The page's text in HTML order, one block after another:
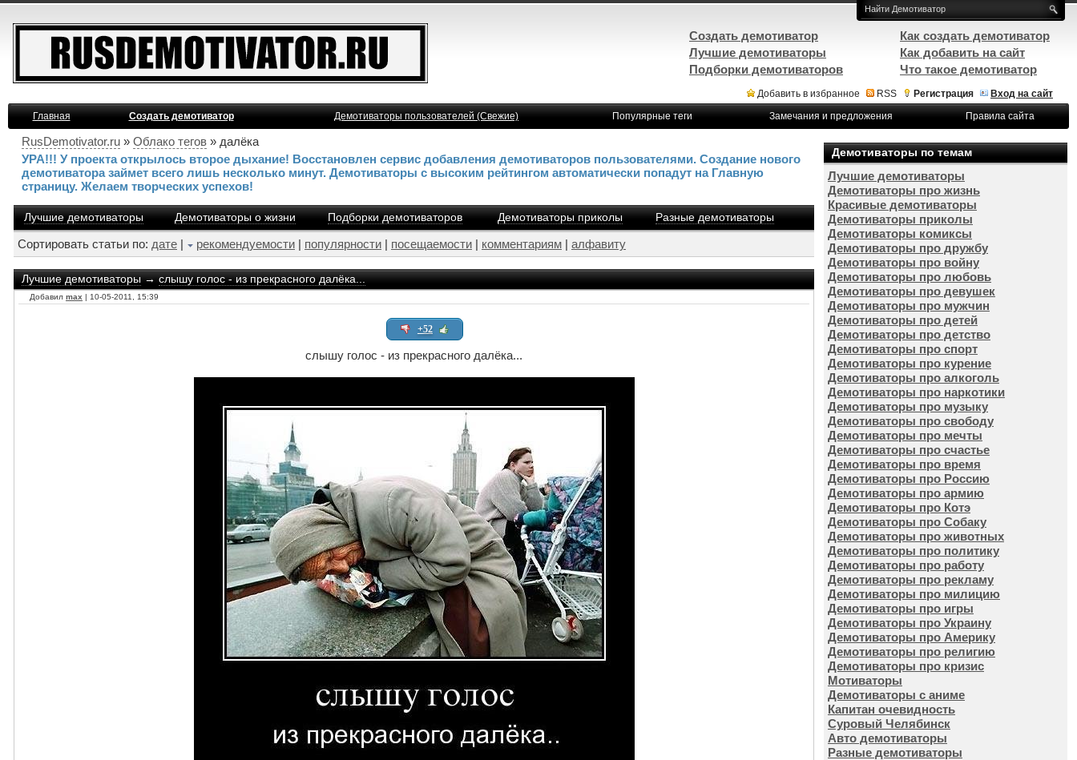
Добавить в избранное RSS Регистрация
Вход на сайт
Главная
Создать демотиватор Демотиваторы пользователей (Свежие) Популярные теги Замечания и предложения Правила сайта
RusDemotivator.ru » Облако тегов » далёка
УРА!!! У проекта открылось второе дыхание! Восстановлен сервис добавления демотиваторов пользователями. Создание нового
демотиватора займет всего лишь несколько минут. Демотиваторы с высоким рейтингом автоматически попадут на Главную
страницу. Желаем творческих успехов!
Лучшие демотиваторы Демотиваторы о жизни Подборки демотиваторов Демотиваторы приколы Разные демотиваторы
Сортировать статьи по: дате | рекомендуемости | популярности | посещаемости | комментариям | алфавиту
Лучшие демотиваторы→слышу голос - из прекрасного далёка...
Добавил max | 10-05-2011, 15:39
+52
слышу голос - из прекрасного далёка...
Демотиваторы по темам
Лучшие демотиваторы
Демотиваторы про жизнь
Красивые демотиваторы
Демотиваторы приколы
Демотиваторы комиксы
Демотиваторы про дружбу
Демотиваторы про войну
Демотиваторы про любовь
Демотиваторы про девушек
Демотиваторы про мужчин
Демотиваторы про детей
Демотиваторы про детство
Демотиваторы про спорт
Демотиваторы про курение
Демотиваторы про алкоголь
Демотиваторы про наркотики
Демотиваторы про музыку
Демотиваторы про свободу
Демотиваторы про мечты
Демотиваторы про счастье
Демотиваторы про время
Демотиваторы про Россию
Демотиваторы про армию
Демотиваторы про Котэ
Демотиваторы про Собаку
Демотиваторы про животных
Демотиваторы про политику
Демотиваторы про работу
Демотиваторы про рекламу
Демотиваторы про милицию
Демотиваторы про игры
Демотиваторы про Украину
Демотиваторы про Америку
Демотиваторы про религию
Демотиваторы про кризис
Мотиваторы
Демотиваторы с аниме
Капитан очевидность
Суровый Челябинск
Авто демотиваторы
Разные демотиваторы
Создать демотиватор
Лучшие демотиваторы
Подборки демотиваторов
Как создать демотиватор
Как добавить на сайт
Что такое демотиватор